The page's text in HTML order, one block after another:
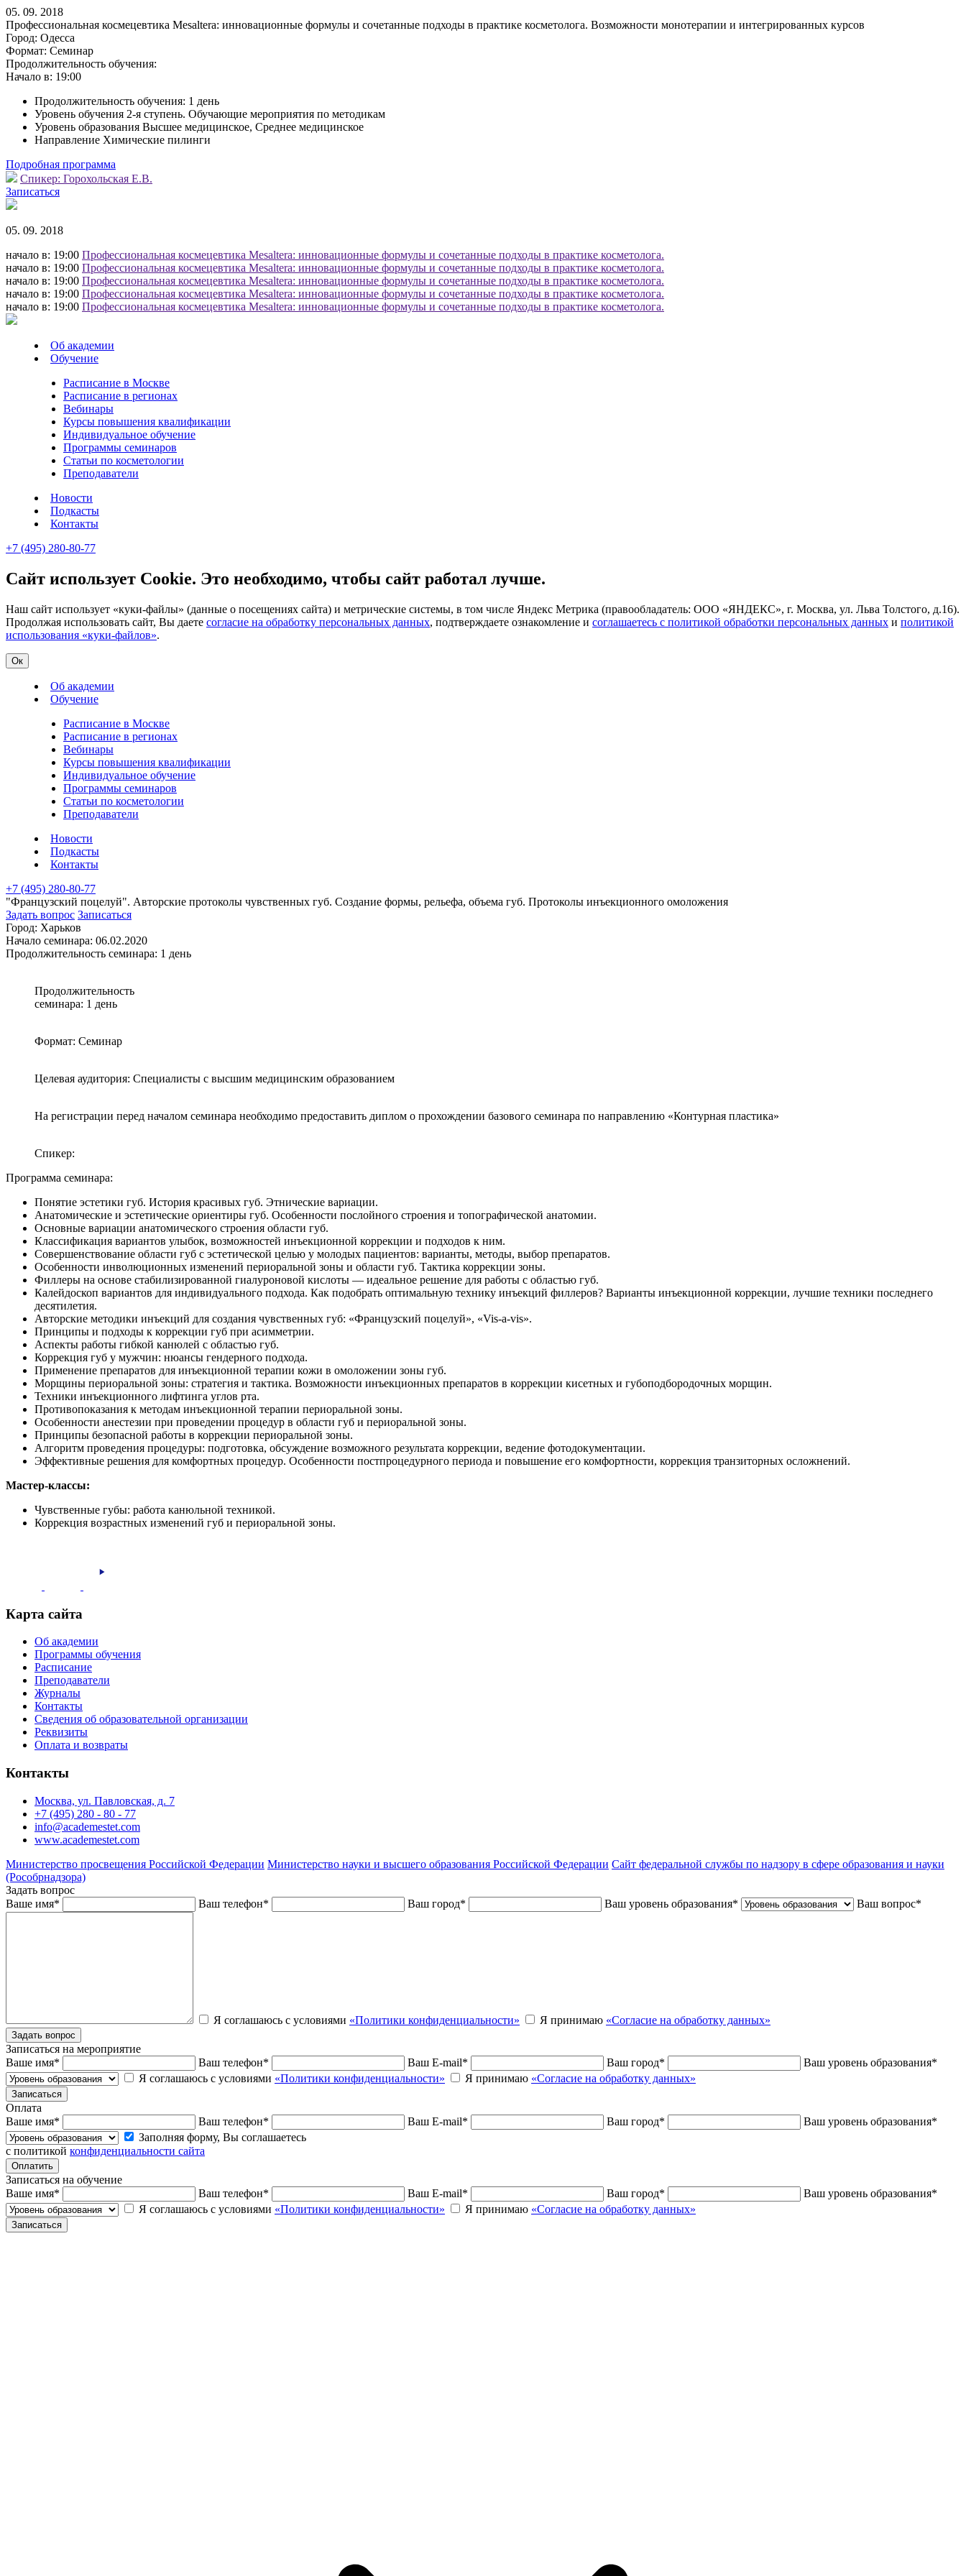
05. 09. 2018
Профессиональная космецевтика Mesaltera: инновационные формулы и сочетанные подходы в практике косметолога. Возможности монотерапии и интегрированных курсов
Город: Одесса
Формат: Семинар
Продолжительность обучения:
Начало в: 19:00
Продолжительность обучения: 1 день
Уровень обучения 2-я ступень. Обучающие мероприятия по методикам
Уровень образования Высшее медицинское, Среднее медицинское
Направление Химические пилинги
Подробная программа
Спикер: Горохольская Е.В.
Записаться
05. 09. 2018
начало в: 19:00 Профессиональная космецевтика Mesaltera: инновационные формулы и сочетанные подходы в практике косметолога.
начало в: 19:00 Профессиональная космецевтика Mesaltera: инновационные формулы и сочетанные подходы в практике косметолога.
начало в: 19:00 Профессиональная космецевтика Mesaltera: инновационные формулы и сочетанные подходы в практике косметолога.
начало в: 19:00 Профессиональная космецевтика Mesaltera: инновационные формулы и сочетанные подходы в практике косметолога.
начало в: 19:00 Профессиональная космецевтика Mesaltera: инновационные формулы и сочетанные подходы в практике косметолога.
Об академии
Обучение
Расписание в Москве
Расписание в регионах
Вебинары
Курсы повышения квалификации
Индивидуальное обучение
Программы семинаров
Статьи по косметологии
Преподаватели
Новости
Подкасты
Контакты
+7 (495) 280-80-77
Сайт использует Cookie. Это необходимо, чтобы сайт работал лучше.
Наш сайт использует «куки-файлы» (данные о посещениях сайта) и метрические системы, в том числе Яндекс Метрика (правообладатель: ООО «ЯНДЕКС», г. Москва, ул. Льва Толстого, д.16).
Продолжая использовать сайт, Вы даете согласие на обработку персональных данных, подтверждаете ознакомление и соглашаетесь с политикой обработки персональных данных и политикой
использования «куки-файлов».
Ок
Об академии
Обучение
Расписание в Москве
Расписание в регионах
Вебинары
Курсы повышения квалификации
Индивидуальное обучение
Программы семинаров
Статьи по косметологии
Преподаватели
Новости
Подкасты
Контакты
+7 (495) 280-80-77
"Французский поцелуй". Авторские протоколы чувственных губ. Создание формы, рельефа, объема губ. Протоколы инъекционного омоложения
Задать вопрос Записаться
Город: Харьков
Начало семинара: 06.02.2020
Продолжительность семинара: 1 день
Продолжительность
семинара: 1 день
Формат: Семинар
Целевая аудитория: Специалисты с высшим медицинским образованием
На регистрации перед началом семинара необходимо предоставить диплом о прохождении базового семинара по направлению «Контурная пластика»
Спикер:
Программа семинара:
Понятие эстетики губ. История красивых губ. Этнические вариации.
Анатомические и эстетические ориентиры губ. Особенности послойного строения и топографической анатомии.
Основные вариации анатомического строения области губ.
Классификация вариантов улыбок, возможностей инъекционной коррекции и подходов к ним.
Совершенствование области губ с эстетической целью у молодых пациентов: варианты, методы, выбор препаратов.
Особенности инволюционных изменений периоральной зоны и области губ. Тактика коррекции зоны.
Филлеры на основе стабилизированной гиалуроновой кислоты — идеальное решение для работы с областью губ.
Калейдоскоп вариантов для индивидуального подхода. Как подобрать оптимальную технику инъекций филлеров? Варианты инъекционной коррекции, лучшие техники последнего
десятилетия.
Авторские методики инъекций для создания чувственных губ: «Французский поцелуй», «Vis-a-vis».
Принципы и подходы к коррекции губ при аcимметрии.
Аспекты работы гибкой канюлей с областью губ.
Коррекция губ у мужчин: нюансы гендерного подхода.
Применение препаратов для инъекционной терапии кожи в омоложении зоны губ.
Морщины периоральной зоны: стратегия и тактика. Возможности инъекционных препаратов в коррекции кисетных и губоподбородочных морщин.
Техники инъекционного лифтинга углов рта.
Противопоказания к методам инъекционной терапии периоральной зоны.
Особенности анестезии при проведении процедур в области губ и периоральной зоны.
Принципы безопасной работы в коррекции периоральной зоны.
Алгоритм проведения процедуры: подготовка, обсуждение возможного результата коррекции, ведение фотодокументации.
Эффективные решения для комфортных процедур. Особенности постпроцедурного периода и повышение его комфортности, коррекция транзиторных осложнений.
Мастер-классы:
Чувственные губы: работа канюльной техникой.
Коррекция возрастных изменений губ и периоральной зоны.
Карта сайта
Об академии
Программы обучения
Расписание
Преподаватели
Журналы
Контакты
Сведения об образовательной организации
Реквизиты
Оплата и возвраты
Контакты
Москва, ул. Павловская, д. 7
+7 (495) 280 - 80 - 77
info@academestet.com
www.academestet.com
Министерство просвещения Российской Федерации Министерство науки и высшего образования Российской Федерации Сайт федеральной службы по надзору в сфере образования и науки
(Рособрнадзора)
Задать вопрос
Ваше имя* Ваш телефон* Ваш город* Ваш уровень образования* Ваш вопрос*
Я соглашаюсь с условиями «Политики конфиденциальности» Я принимаю «Согласие на обработку данных»
Записаться на мероприятие
Ваше имя* Ваш телефон* Ваш E-mail* Ваш город* Ваш уровень образования*
Я соглашаюсь с условиями «Политики конфиденциальности» Я принимаю «Согласие на обработку данных»
Оплата
Ваше имя* Ваш телефон* Ваш E-mail* Ваш город* Ваш уровень образования*
Заполняя форму, Вы соглашаетесь
с политикой конфиденциальности сайта
Записаться на обучение
Ваше имя* Ваш телефон* Ваш E-mail* Ваш город* Ваш уровень образования*
Я соглашаюсь с условиями «Политики конфиденциальности» Я принимаю «Согласие на обработку данных»